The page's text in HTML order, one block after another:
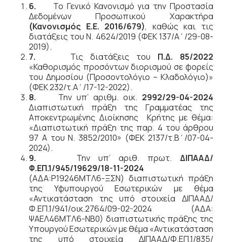
6. Το Γενικό Κανονισμό για την Προστασία
Δεδομένων Προσωπικού Χαρακτήρα
(Κανονισμός Ε.Ε. 2016/679), καθώς και τις
διατάξεις του Ν. 4624/2019 (ΦΕΚ 137/Α΄/29-08-
2019).
7. Τις διατάξεις του Π.Δ. 85/2022
«Καθορισμός προσόντων διορισμού σε φορείς
του Δημοσίου (Προσοντολόγιο – Κλαδολόγιο)»
(ΦΕΚ 232/τ.Α΄/17-12-2022).
8. Την υπ’ αριθμ. οικ. 2992/29-04-2024
Διαπιστωτική πράξη της Γραμματέας της
Αποκεντρωμένης Διοίκησης Κρήτης με θέμα:
«Διαπιστωτική πράξη της παρ. 4 του άρθρου
97 Α του Ν. 3852/2010» (ΦΕΚ 2137/τ.Β΄/07-04-
2024).
9. Την υπ’ αριθ. πρωτ.ΔΙΠΑΑΔ/
Φ.ΕΠ.1/945/19629/18-11-2024
(ΑΔΑ:Ρ19246ΜΤΛ6-ΞΣΝ) διαπιστωτική πράξη
της Υφυπουργού Εσωτερικών με θέμα
«Αντικατάσταση της υπό στοιχεία ΔΙΠΑΑΔ/
Φ.ΕΠ.1/941/οικ.2764/09-02-2024 (ΑΔΑ:
ΨΑΕΛ46ΜΤΛ6-ΝΒ0) διαπιστωτικής πράξης της
Υπουργού Εσωτερικών με θέμα «Αντικατάσταση
της υπό στοιχεία ΔΙΠΑΑΔ/Φ.ΕΠ.1/835/